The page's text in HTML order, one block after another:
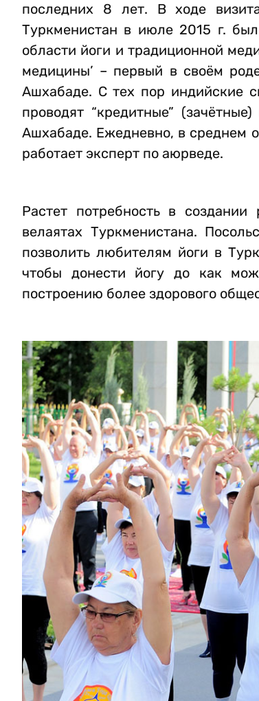
последних 8 лет. В ходе
Туркменистан в июле 2015 г.
области йоги и традиционной
медицины’ – первый в своём
Ашхабаде. С тех пор индийские
проводят “кредитные”
Ашхабаде. Ежедневно, в среднем
работает эксперт по аюрведе.
Растет потребность в
велаятах Туркменистана.
позволить любителям йоги в
чтобы донести йогу до как
построению более здорового